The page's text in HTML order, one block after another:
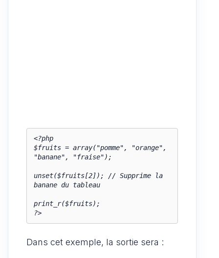
<?php
$fruits = array("pomme", "orange",
"banane", "fraise");
unset($fruits[2]); // Supprime la
banane du tableau
print_r($fruits);
?>
Dans cet exemple, la sortie sera :